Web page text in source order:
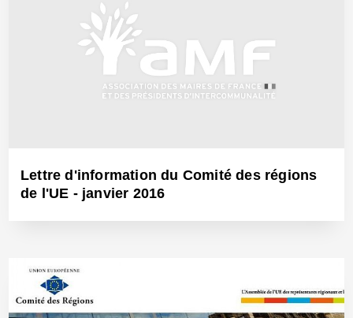
11 Mars 2016 - Réf: BW14451
Lettre d'information du Comité des régions
de l'UE - janvier 2016